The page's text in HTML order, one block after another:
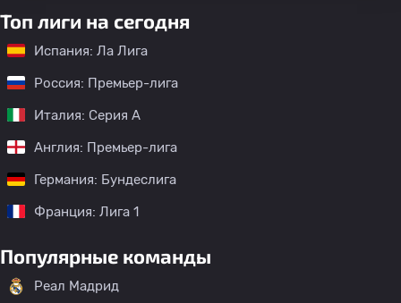
Топ лиги на сегодня
Испания: Ла Лига
Россия: Премьер-лига
Италия: Серия А
Англия: Премьер-лига
Германия: Бундеслига
Франция: Лига 1
Популярные команды
Реал Мадрид